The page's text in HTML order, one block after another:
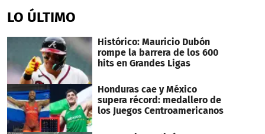
of
2
38
seconds
LO ÚLTIMO
Histórico: Mauricio Dubón
rompe la barrera de los 600
hits en Grandes Ligas
Honduras cae y México
supera récord: medallero de
los Juegos Centroamericanos